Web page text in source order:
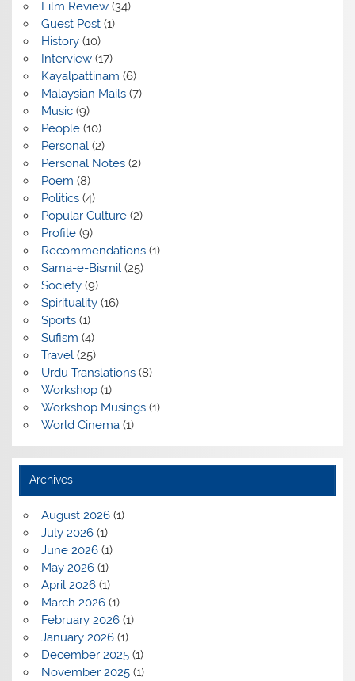
Film Review(34)
Guest Post(1)
History(10)
Interview(17)
Kayalpattinam (6)
Malaysian Mails(7)
Music(9)
People(10)
Personal(2)
Personal Notes(2)
Poem (8)
Politics(4)
Popular Culture(2)
Profile(9)
Recommendations(1)
Sama-e-Bismil(25)
Society(9)
Spirituality(16)
Sports(1)
Sufism (4)
Travel(25)
Urdu Translations(8)
Workshop(1)
Workshop Musings(1)
World Cinema(1)
Archives
August 2026(1)
July 2026(1)
June 2026(1)
May 2026(1)
April 2026(1)
March 2026(1)
February 2026(1)
January 2026(1)
December 2025(1)
November 2025(1)